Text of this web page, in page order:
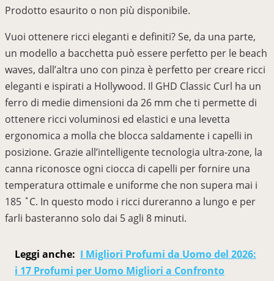
Prodotto esaurito o non più disponibile.
Vuoi ottenere ricci eleganti e definiti? Se, da una parte,
un modello a bacchetta può essere perfetto per le beach
waves, dall’altra uno con pinza è perfetto per creare ricci
eleganti e ispirati a Hollywood. Il GHD Classic Curl ha un
ferro di medie dimensioni da 26 mm che ti permette di
ottenere ricci voluminosi ed elastici e una levetta
ergonomica a molla che blocca saldamente i capelli in
posizione. Grazie all’intelligente tecnologia ultra-zone, la
canna riconosce ogni ciocca di capelli per fornire una
temperatura ottimale e uniforme che non supera mai i
185 ˚C. In questo modo i ricci dureranno a lungo e per
farli basteranno solo dai 5 agli 8 minuti.
Leggi anche: I Migliori Profumi da Uomo del 2026:
i 17 Profumi per Uomo Migliori a Confronto